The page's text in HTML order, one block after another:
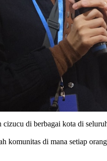
di berbagai kota di
di mana setiap